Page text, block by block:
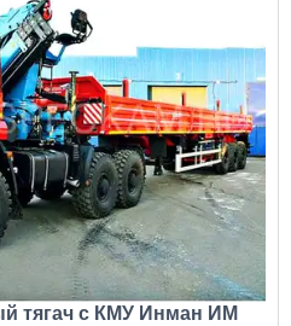
тягач с КМУ Инман ИМ